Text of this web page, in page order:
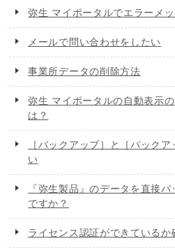
弥生 マイポータルでエラーメ
メールで問い合わせをしたい
事業所データの削除方法
弥生 マイポータルの自動表示
は？
［バックアップ］と［バック
い
『弥生製品』のデータを直接
ですか？
ライセンス認証ができているか